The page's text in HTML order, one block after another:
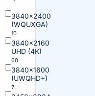
3840×2400
(WQUXGA)
10
3840×2160
UHD (4K)
60
3840×1600
(UWQHD+)
7